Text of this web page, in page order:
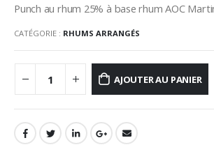
Punch au rhum 25% à base rhum AOC
CATÉGORIE : RHUMS ARRANGÉS
AJOUTER AU PANIER